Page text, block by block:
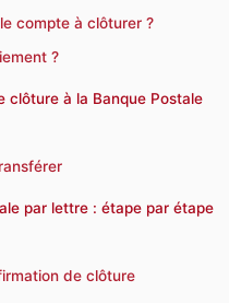
compte à clôturer ?
?
clôture à la Banque Postale
par lettre : étape par étape
de clôture